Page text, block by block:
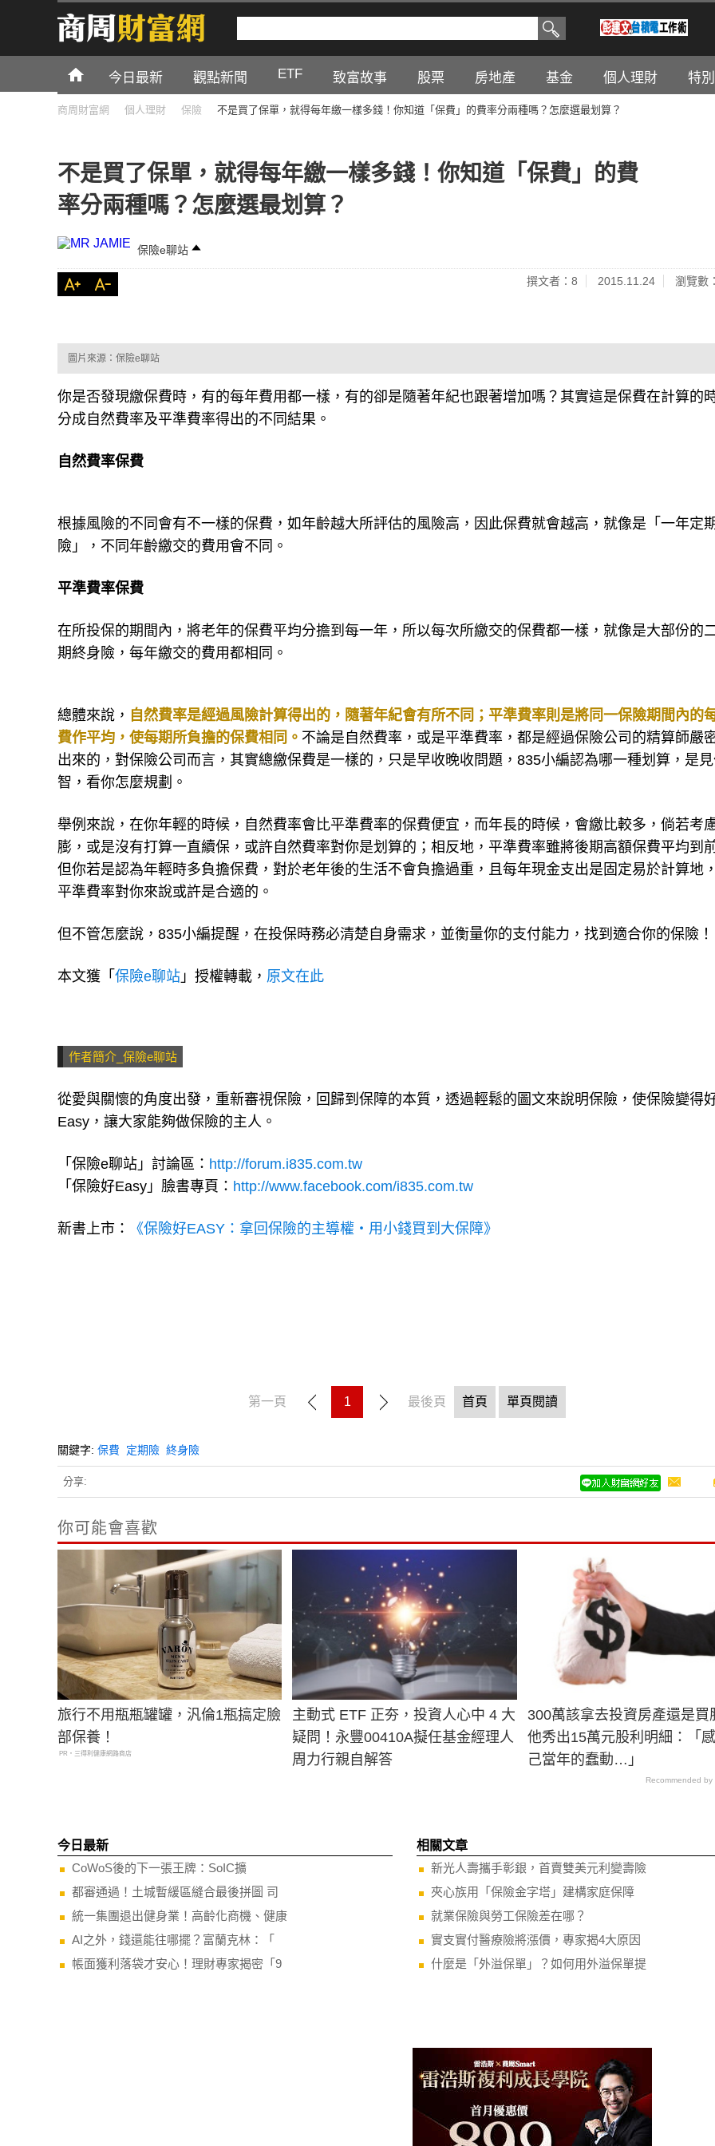
今日最新 觀點新聞 ETF 致富故事 股票 房地產 基金 個人理財 特
商周財富網 個人理財 保險 不是買了保單，就得每年繳一樣多錢！你知道「保費」的費率分兩種嗎？怎麼選最划算？
不是買了保單，就得每年繳一樣多錢！你知道「保費」的費
率分兩種嗎？怎麼選最划算？
保險e聊站
撰文者：8 2015.11.24 瀏覽數
圖片來源：保險e聊站
你是否發現繳保費時，有的每年費用都一樣，有的卻是隨著年紀也跟著增加嗎？其實這是保費在計算的
分成自然費率及平準費率得出的不同結果。
自然費率保費
根據風險的不同會有不一樣的保費，如年齡越大所評估的風險高，因此保費就會越高，就像是「一年定
險」，不同年齡繳交的費用會不同。
平準費率保費
在所投保的期間內，將老年的保費平均分擔到每一年，所以每次所繳交的保費都一樣，就像是大部份的
期終身險，每年繳交的費用都相同。
總體來說， 自然費率是經過風險計算得出的，隨著年紀會有所不同；平準費率則是將同一保險期間內的
費作平均，使每期所負擔的保費相同。 不論是自然費率，或是平準費率，都是經過保險公司的精算師嚴
出來的，對保險公司而言，其實總繳保費是一樣的，只是早收晚收問題，835小編認為哪一種划算，是
智，看你怎麼規劃。
舉例來說，在你年輕的時候，自然費率會比平準費率的保費便宜，而年長的時候，會繳比較多，倘若考
膨，或是沒有打算一直續保，或許自然費率對你是划算的；相反地，平準費率雖將後期高額保費平均到
但你若是認為年輕時多負擔保費，對於老年後的生活不會負擔過重，且每年現金支出是固定易於計算地
平準費率對你來說或許是合適的。
但不管怎麼說，835小編提醒，在投保時務必清楚自身需求，並衡量你的支付能力，找到適合你的保險！
本文獲「 保險e聊站 」授權轉載， 原文在此
作者簡介_保險e聊站
從愛與關懷的角度出發，重新審視保險，回歸到保障的本質，透過輕鬆的圖文來說明保險，使保險變得
Easy，讓大家能夠做保險的主人。
「保險e聊站」討論區： http://forum.i835.com.tw
「保險好Easy」臉書專頁： http://www.facebook.com/i835.com.tw
新書上市： 《保險好EASY：拿回保險的主導權‧用小錢買到大保障》
第一頁 1 最後頁 首頁 單頁閱讀
關鍵字: 保費 定期險 終身險
分享:
你可能會喜歡
旅行不用瓶瓶罐罐，汎倫1瓶搞定臉
部保養！
PR・三得利健康網路商店
主動式 ETF 正夯，投資人心中 4 大
疑問！永豐00410A擬任基金經理人
周力行親自解答
300萬該拿去投資房產還是買
他秀出15萬元股利明細：「
己當年的蠢動…」
Recommended by
今日最新
CoWoS後的下一張王牌：SoIC擴
都審通過！土城暫緩區縫合最後拼圖 司
統一集團退出健身業！高齡化商機、健康
AI之外，錢還能往哪擺？富蘭克林：「
帳面獲利落袋才安心！理財專家揭密「9
相關文章
新光人壽攜手彰銀，首賣雙美元利變壽險
夾心族用「保險金字塔」建構家庭保障
就業保險與勞工保險差在哪？
實支實付醫療險將漲價，專家揭4大原因
什麼是「外溢保單」？如何用外溢保單提